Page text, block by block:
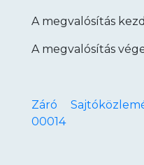
A megvalósítás
A megvalósítás
Záró
00014